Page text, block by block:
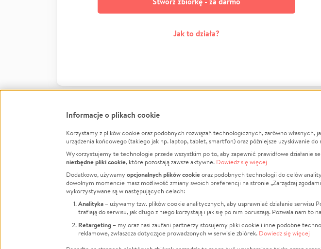
Jak to działa?
FacebookTwitter Instagram
LinkedInTikTok Youtube
Informacje
Jak to działa?
Regulamin
Polityka Prywatności
Kontakt
Porównanie serwisów
Polityka plików cookie
Zarządzaj zgodami cookie
O nas
Opinie
Raporty
Za
Dla
Informacje o plikach cookie
Korzystamy z plików cookie oraz podobnych rozwiązań technologicznych, zarówno
urządzenia końcowego (takiego jak np. laptop, tablet, smartfon) oraz późniejsze uzyskiwanie do
Wykorzystujemy te technologie przede wszystkim po to, aby zapewnić prawidłowe działanie
niezbędne pliki cookie, które pozostają zawsze aktywne. Dowiedz się więcej
Dodatkowo, używamy opcjonalnych plików cookieoraz podobnych technologii do celów
dowolnym momencie masz możliwość zmiany swoich preferencji na stronie „Zarządzaj
wykorzystywane są w następujących celach:
Analityka – używamy tzw. plików cookie analitycznych, aby usprawniać działanie serwisu
trafiają do serwisu, jak długo z niego korzystają i jak się po nim poruszają. Pozwala nam
Retargeting – my oraz nasi zaufani partnerzy stosujemy pliki cookie i inne podobne
reklamowe, zwłaszcza dotyczące prowadzonych w serwisie zbiórek. Dowiedz się więcej